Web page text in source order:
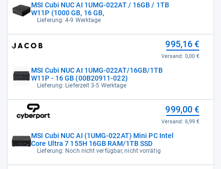
MSI Cubi NUC AI 1UMG-022AT / 16GB / 1TB
W11P (1000 GB, 16 GB,
Lieferung: 4-9 Werktage
MSI Cubi NUC AI 1UMG-022AT/16GB/1TB
W11P - 16 GB (00B20911-022)
Lieferung: Lieferzeit 3-5 Werktage
995,16 €
Versand: 0,00 €
MSI Cubi NUC AI (1UMG-022AT) Mini PC Intel
Core Ultra 7 155H 16GB RAM/1TB SSD
Lieferung: Noch nicht verfügbar, nicht vorrätig
999,00 €
Versand: 6,99 €